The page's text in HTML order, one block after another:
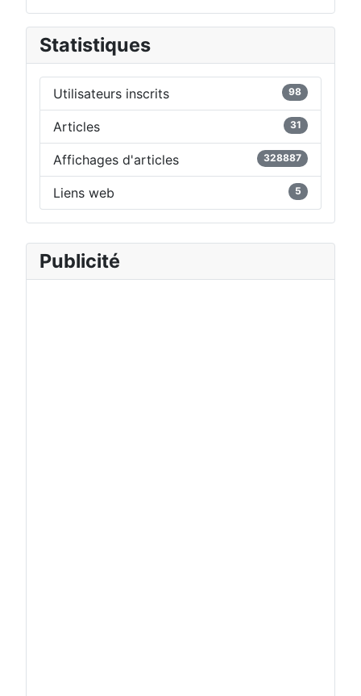
Statistiques
Utilisateurs inscrits 98
Articles 31
Affichages d'articles 328887
Liens web 5
Publicité